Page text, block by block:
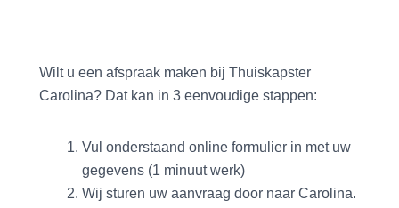
Wilt u een afspraak maken bij Thuiskapster
Carolina? Dat kan in 3 eenvoudige stappen:
Vul onderstaand online formulier in met uw
gegevens (1 minuut werk)
Wij sturen uw aanvraag door naar Carolina.